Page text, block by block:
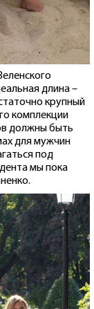
длина –
крупный
комплекции
должны быть
для мужчин
под
мы пока